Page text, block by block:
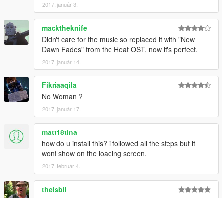
2017. január 3.
macktheknife
Didn't care for the music so replaced it with "New
Dawn Fades" from the Heat OST, now it's perfect.
2017. január 14.
Fikriaaqila
No Woman ?
2017. január 17.
matt18tina
how do u install this? i followed all the steps but it
wont show on the loading screen.
2017. február 4.
theisbil